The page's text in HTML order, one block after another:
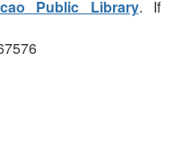
Public Library. If